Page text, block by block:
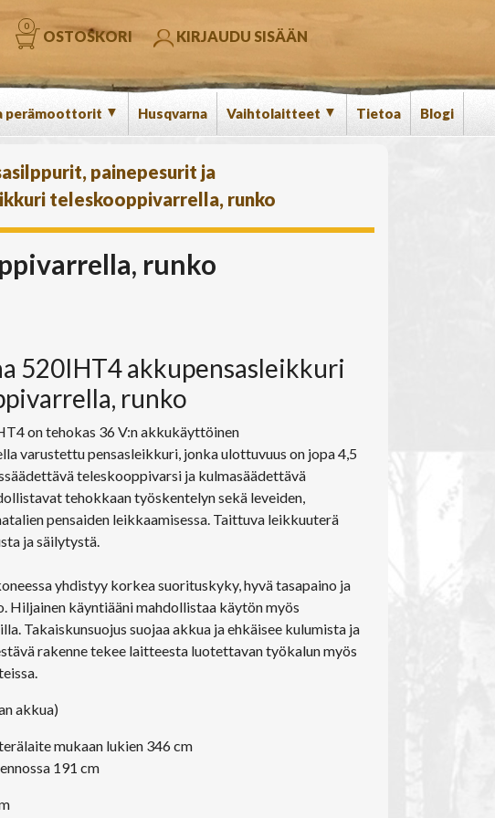
OSTOSKORI
0
KIRJAUDU SISÄÄN
perämoottorit ▼ Husqvarna Vaihtolaitteet ▼ Tietoa Blogi
painepesurit ja
teleskooppivarrella, runko
runko
520IHT4 akkupensasleikkuri
runko
on tehokas 36 V:n akkukäyttöinen
varustettu pensasleikkuri, jonka ulottuvuus on jopa 4,5
teleskooppivarsi ja kulmasäädettävä
tehokkaan työskentelyn sekä leveiden,
pensaiden leikkaamisessa. Taittuva leikkuuterä
ja säilytystä.
yhdistyy korkea suorituskyky, hyvä tasapaino ja
Hiljainen käyntiääni mahdollistaa käytön myös
Takaiskunsuojus suojaa akkua ja ehkäisee kulumista ja
rakenne tekee laitteesta luotettavan työkalun myös
akkua)
mukaan lukien 346 cm
191 cm